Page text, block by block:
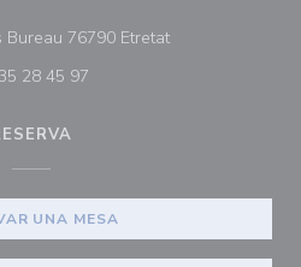
Bureau 76790 Etretat((abre en una
28 45 97
UNA MESA